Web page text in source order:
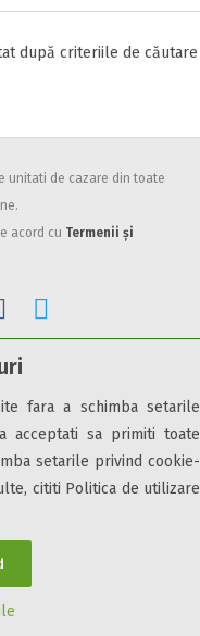
fara a schimba setarile
acceptati sa primiti toate
setarile privind cookie-
cititi Politica de utilizare
după criteriile de căutare
unitati de cazare din toate
acord cu Termenii și
Cazare7 Harta Cazare7